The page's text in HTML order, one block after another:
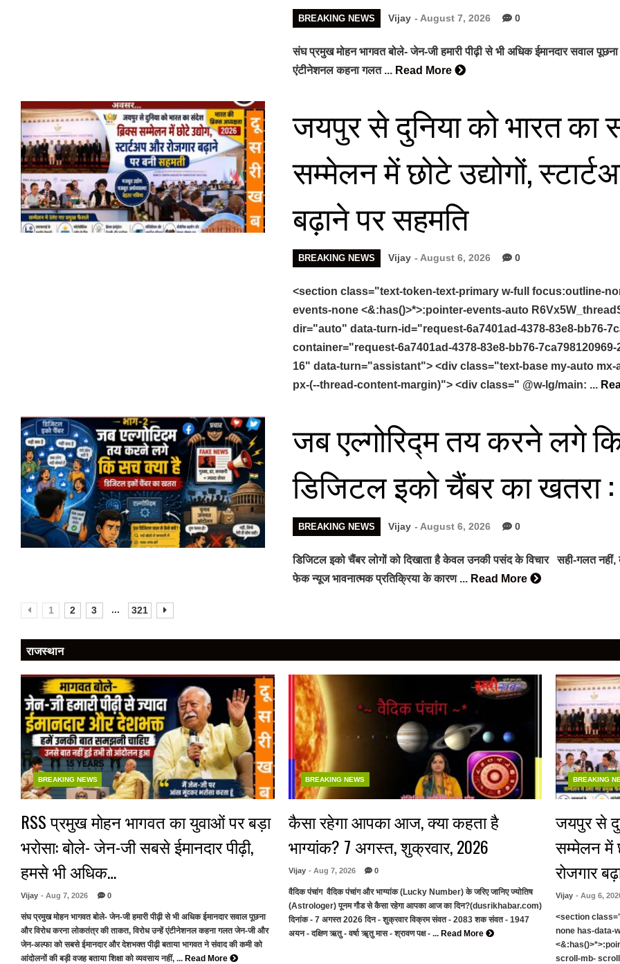
BREAKING NEWS Vijay - August 7, 2026 0
संघ प्रमुख मोहन भागवत बोले- जेन-जी हमारी पीढ़ी से भी अधिक ईमानदार सवाल
एंटीनेशनल कहना गलत ... Read More
जयपुर से दुनिया को भारत का
सम्मेलन में छोटे उद्योगों,
बढ़ाने पर सहमति
BREAKING NEWS Vijay - August 6, 2026 0
<section class="text-token-text-primary w-full focus:outline-
events-none <&:has()>*>:pointer-events-auto
dir="auto" data-turn-id="request-6a7401ad-4378-83e8-bb76-
container="request-6a7401ad-4378-83e8-bb76-
16" data-turn="assistant"> <div class="text-base my-auto mx-
px-(--thread-content-margin)"> <div class=" @w-lg/main: ...
जब एल्गोरिद्म तय करने लगे
डिजिटल इको चैंबर का खतरा :
BREAKING NEWS Vijay - August 6, 2026 0
डिजिटल इको चैंबर लोगों को दिखाता है केवल उनकी पसंद के विचार सही-गलत
फेक न्यूज भावनात्मक प्रतिक्रिया के कारण ... Read More
1 2 3 ... 321
राजस्थान
BREAKING NEWS
RSS प्रमुख मोहन भागवत का युवाओं पर बड़ा
भरोसा: बोले- जेन-जी सबसे ईमानदार पीढ़ी,
हमसे भी अधिक…
Vijay - Aug 7, 2026 0
संघ प्रमुख मोहन भागवत बोले- जेन-जी हमारी पीढ़ी से भी अधिक ईमानदार सवाल पूछना
और विरोध करना लोकतंत्र की ताकत, विरोध उन्हें एंटीनेशनल कहना गलत जेन-जी और
जेन-अल्फा को सबसे ईमानदार और देशभक्त पीढ़ी बताया भागवत ने संवाद की कमी को
आंदोलनों की बड़ी वजह बताया शिक्षा को व्यवसाय नहीं, ... Read More
BREAKING NEWS
कैसा रहेगा आपका आज, क्या कहता है
भाग्यांक? 7 अगस्त, शुक्रवार, 2026
Vijay - Aug 7, 2026 0
वैदिक पंचांग वैदिक पंचांग और भाग्यांक (Lucky Number) के जरिए जानिए ज्योतिष
(Astrologer) पूनम गौड से कैसा रहेगा आपका आज का दिन?(dusrikhabar.com)
दिनांक - 7 अगस्त 2026 दिन - शुक्रवार विक्रम संवत - 2083 शक संवत - 1947
अयन - दक्षिण ऋतु - वर्षा ॠतु मास - श्रावण पक्ष - ... Read More
BREAKING
जयपुर से
सम्मेलन में
रोजगार
Vijay - Aug 6,
<section
none has-data-
scroll-mb-